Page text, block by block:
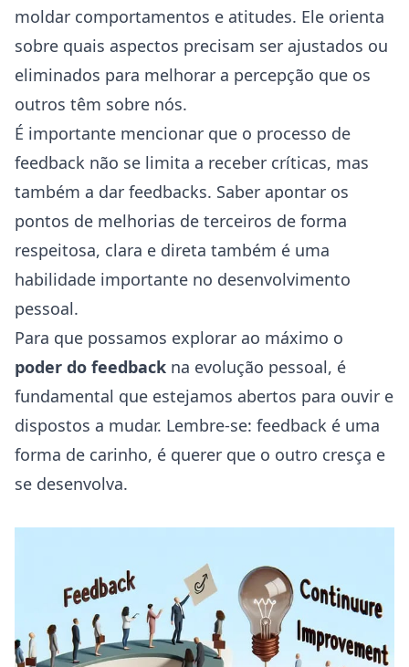
moldar comportamentos e atitudes. Ele orienta
sobre quais aspectos precisam ser ajustados ou
eliminados para melhorar a percepção que os
outros têm sobre nós.
É importante mencionar que o processo de
feedback não se limita a receber críticas, mas
também a dar feedbacks. Saber apontar os
pontos de melhorias de terceiros de forma
respeitosa, clara e direta também é uma
habilidade importante no desenvolvimento
pessoal.
Para que possamos explorar ao máximo o
poder do feedback na evolução pessoal, é
fundamental que estejamos abertos para ouvir e
dispostos a mudar. Lembre-se: feedback é uma
forma de carinho, é querer que o outro cresça e
se desenvolva.